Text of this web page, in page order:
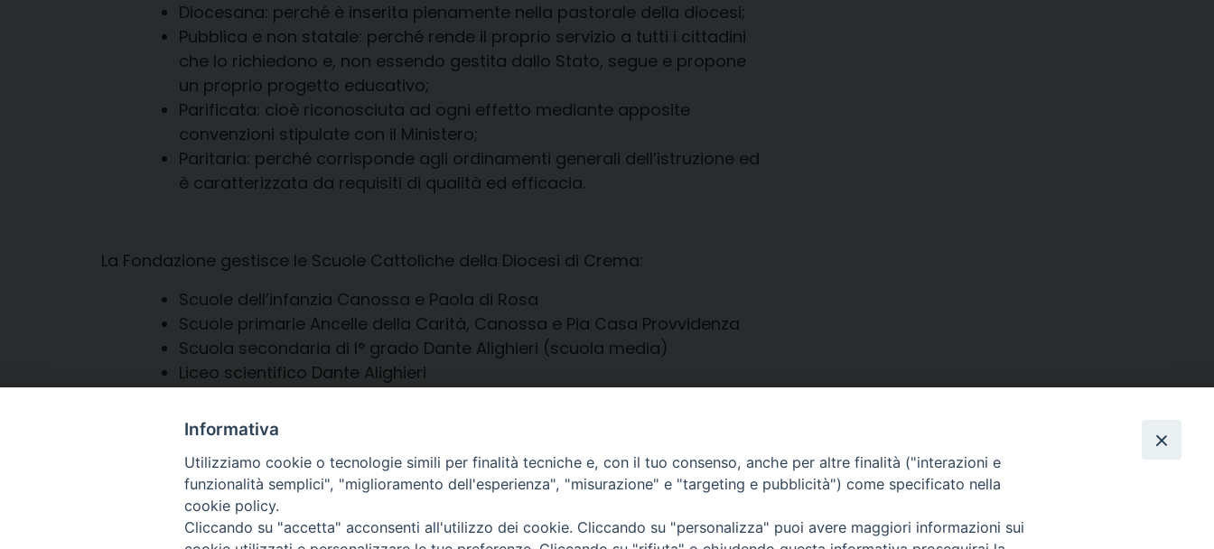
Diocesana: perché è inserita pienamente nella pastorale della diocesi;
Pubblica e non statale: perché rende il proprio servizio a tutti i cittadini
che lo richiedono e, non essendo gestita dallo Stato, segue e propone
un proprio progetto educativo;
Parificata: cioè riconosciuta ad ogni effetto mediante apposite
convenzioni stipulate con il Ministero;
Paritaria: perché corrisponde agli ordinamenti generali dell’istruzione ed
è caratterizzata da requisiti di qualità ed efficacia.
La Fondazione gestisce le Scuole Cattoliche della Diocesi di Crema:
Scuole dell’infanzia Canossa e Paola di Rosa
Scuole primarie Ancelle della Carità, Canossa e Pia Casa Provvidenza
Scuola secondaria di I° grado Dante Alighieri (scuola media)
Liceo scientifico Dante Alighieri
Diocesi di Piazza Duomo, 27 | Crema
Informativa
Utilizziamo cookie o tecnologie simili per finalità tecniche e, con il tuo consenso, anche per altre finalità ("interazioni e
funzionalità semplici", "miglioramento dell'esperienza", "misurazione" e "targeting e pubblicità") come specificato nella
cookie policy.
Cliccando su "accetta" acconsenti all'utilizzo dei cookie. Cliccando su "personalizza" puoi avere maggiori informazioni sui